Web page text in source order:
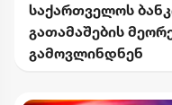
საქართველოს
გათამაშების
გამოვლინდნენ